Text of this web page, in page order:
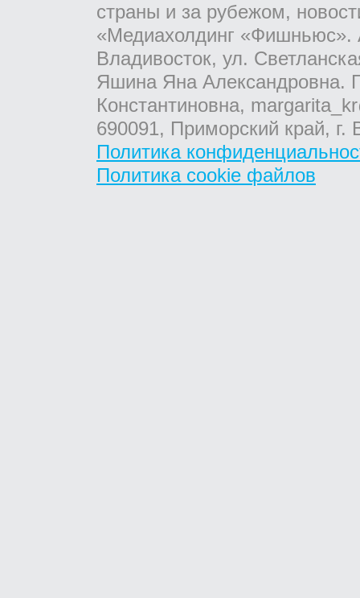
страны и за рубежом,
«Медиахолдинг «Фишньюс».
Владивосток, ул.
Яшина Яна Александровна.
Константиновна,
690091, Приморский край,
Политика
Политика cookie файлов